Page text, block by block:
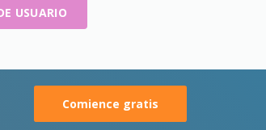
USUARIO
Comience gratis